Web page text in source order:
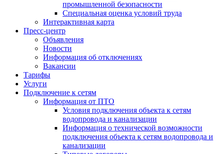
промышленной безопасности
Специальная оценка условий труда
Интерактивная карта
Пресс-центр
Объявления
Новости
Информация об отключениях
Вакансии
Тарифы
Услуги
Подключение к сетям
Информация от ПТО
Условия подключения объекта к сетям
водопровода и канализации
Информация о технической возможности
подключения объекта к сетям водопровода и
канализации